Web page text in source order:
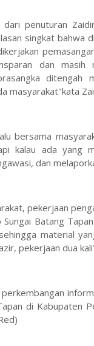
dari penuturan
singkat bahwa
dan
ditengah
masyarakat"kata
bersama
kalau ada yang
dan
pekerjaan
Sungai Batang
material
pekerjaan dua
di Kabupaten